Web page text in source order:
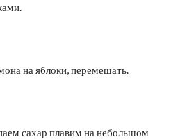
на яблоки, перемешать.
сахар плавим на небольшом